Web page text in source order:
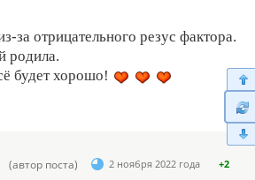
за отрицательного резус фактора.
родила.
будет хорошо!
(автор поста) 2 ноября 2022 года +2